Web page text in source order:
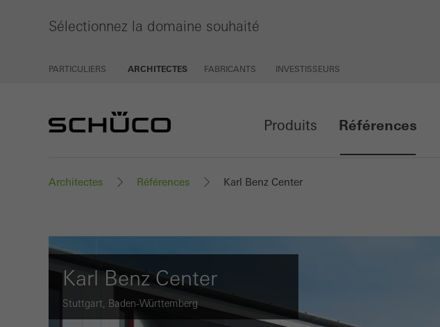
Sélectionnez la domaine souhaité
PARTICULIERS ARCHITECTES FABRICANTS INVESTISSEURS
Produits Références
Architectes Références Karl Benz Center
Karl Benz Center
Stuttgart, Baden-Württemberg